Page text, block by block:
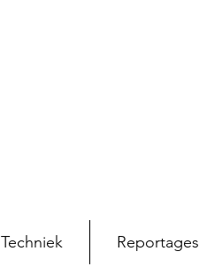
Techniek Reportages